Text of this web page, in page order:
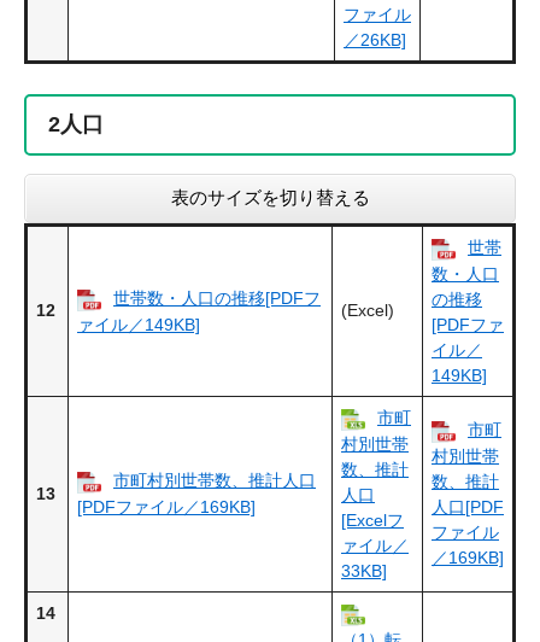
ファイル
／26KB]
2人口
表のサイズを切り替える
12
世帯数・人口の推移[PDFフ
ァイル／149KB]
(Excel)
世帯
数・人口
の推移
[PDFファ
イル／
149KB]
13
市町村別世帯数、推計人口
[PDFファイル／169KB]
市町
村別世帯
数、推計
人口
[Excelフ
ァイル／
33KB]
市町
村別世帯
数、推計
人口[PDF
ファイル
／169KB]
14